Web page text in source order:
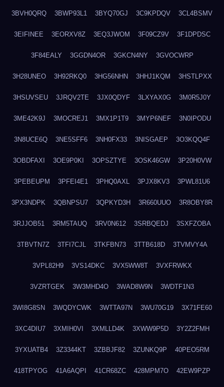
3BVH0QRQ 3BWP93L1 3BYQ70GJ 3C9KPDQV 3CL4BSMV
3EIFINEE 3EORXV8Z 3EQ3JWOM 3F09CZ9V 3F1DPDSC
3F84EALY 3GGDN4OR 3GKCN4NY 3GVOCWRP
3H28UNEO 3H92RKQ0 3HG56NHN 3HHJ1KQM 3HSTLPXX
3HSUVSEU 3JRQV2TE 3JX0QDYF 3LXYAX0G 3M0R5J0Y
3ME42K9J 3MOCREJ1 3MX1P1T9 3MYP6NEF 3N0IPODU
3N8UCE6Q 3NE5SFF6 3NH0FX33 3NISGAEP 3O3KQQ4F
3OBDFAXI 3OE9P0KI 3OPSZTYE 3OSK46GW 3P20H0VW
3PEBEUPM 3PFEI4E1 3PHQ0AXL 3PJX8KV3 3PWL81U6
3PX3NDPK 3QBNPSU7 3QPKYD3H 3R660UUO 3R8OBY8R
3RJJOB51 3RM5TAUQ 3RV0N612 3SRBQEDJ 3SXFZOBA
3TBVTN7Z 3TFI7CJL 3TKFBN73 3TTB618D 3TVMVY4A
3VPL82H9 3VS14DKC 3VX5WW8T 3VXFRWKX
3VZRTGEK 3W3MHD4O 3WAD8W9N 3WDTF1N3
3WI8G8SN 3WQDYCWK 3WTTA97N 3WU70G19 3X71FE60
3XC4DIU7 3XMIH0VI 3XMLLD4K 3XWW9P5D 3Y2Z2FMH
3YXUATB4 3Z3344KT 3ZBBJF82 3ZUNKQ9P 40PEO5RM
418TPYOG 41A6AQPI 41CR68ZC 428MPM7O 42EW9PZP